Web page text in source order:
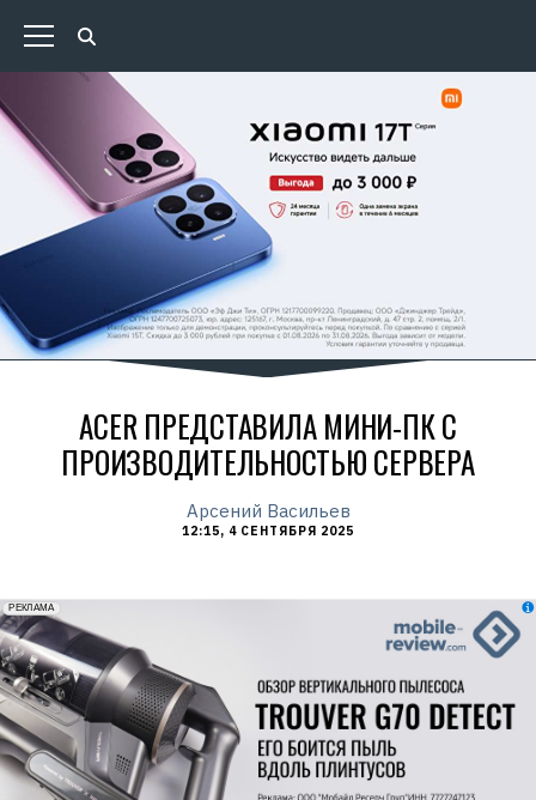
ACER ПРЕДСТАВИЛА МИНИ-ПК С
ПРОИЗВОДИТЕЛЬНОСТЬЮ СЕРВЕРА
Арсений Васильев
12:15, 4 СЕНТЯБРЯ 2025
erid: 2VfnxxmNzs5
РЕКЛАМА